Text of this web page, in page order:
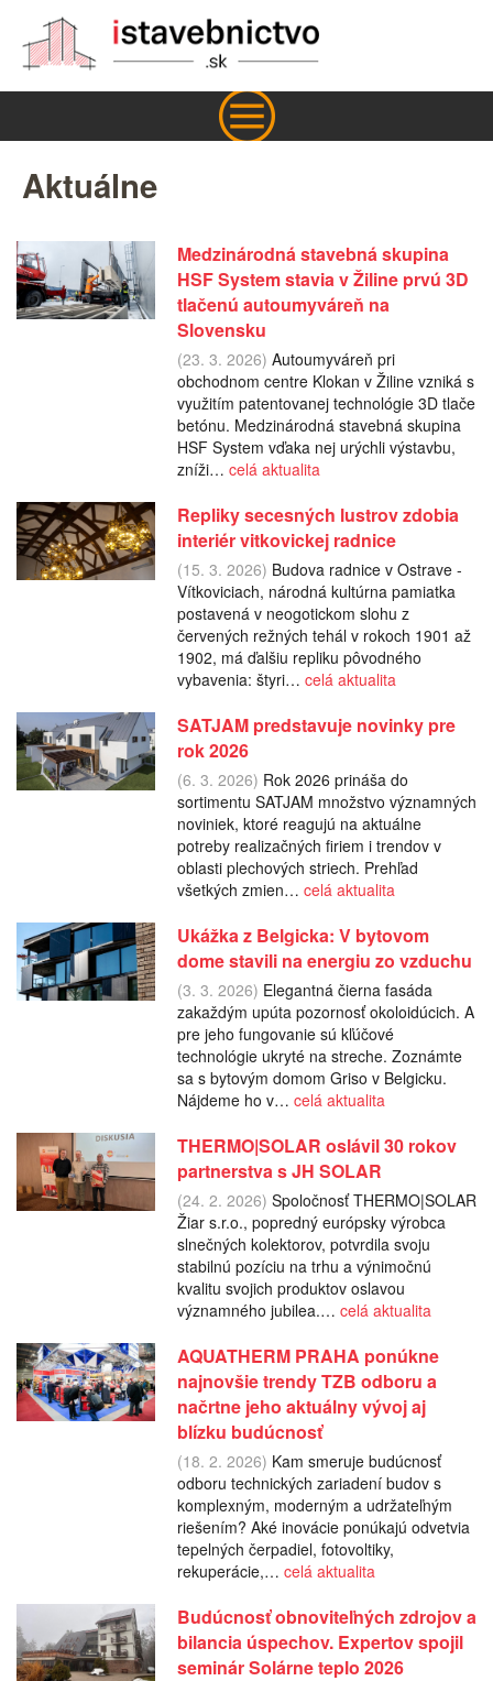
Aktuálne
Medzinárodná stavebná skupina
HSF System stavia v Žiline prvú 3D
tlačenú autoumyváreň na
Slovensku
(23. 3. 2026) Autoumyváreň pri
obchodnom centre Klokan v Žiline vzniká s
využitím patentovanej technológie 3D tlače
betónu. Medzinárodná stavebná skupina
HSF System vďaka nej urýchli výstavbu,
zníži… celá aktualita
Repliky secesných lustrov zdobia
interiér vitkovickej radnice
(15. 3. 2026) Budova radnice v Ostrave -
Vítkoviciach, národná kultúrna pamiatka
postavená v neogotickom slohu z
červených režných tehál v rokoch 1901 až
1902, má ďalšiu repliku pôvodného
vybavenia: štyri… celá aktualita
SATJAM predstavuje novinky pre
rok 2026
(6. 3. 2026) Rok 2026 prináša do
sortimentu SATJAM množstvo významných
noviniek, ktoré reagujú na aktuálne
potreby realizačných firiem i trendov v
oblasti plechových striech. Prehľad
všetkých zmien… celá aktualita
Ukážka z Belgicka: V bytovom
dome stavili na energiu zo vzduchu
(3. 3. 2026) Elegantná čierna fasáda
zakaždým upúta pozornosť okoloidúcich. A
pre jeho fungovanie sú kľúčové
technológie ukryté na streche. Zoznámte
sa s bytovým domom Griso v Belgicku.
Nájdeme ho v… celá aktualita
THERMO|SOLAR oslávil 30 rokov
partnerstva s JH SOLAR
(24. 2. 2026) Spoločnosť THERMO|SOLAR
Žiar s.r.o., popredný európsky výrobca
slnečných kolektorov, potvrdila svoju
stabilnú pozíciu na trhu a výnimočnú
kvalitu svojich produktov oslavou
významného jubilea.… celá aktualita
AQUATHERM PRAHA ponúkne
najnovšie trendy TZB odboru a
načrtne jeho aktuálny vývoj aj
blízku budúcnosť
(18. 2. 2026) Kam smeruje budúcnosť
odboru technických zariadení budov s
komplexným, moderným a udržateľným
riešením? Aké inovácie ponúkajú odvetvia
tepelných čerpadiel, fotovoltiky,
rekuperácie,… celá aktualita
Budúcnosť obnoviteľných zdrojov a
bilancia úspechov. Expertov spojil
seminár Solárne teplo 2026